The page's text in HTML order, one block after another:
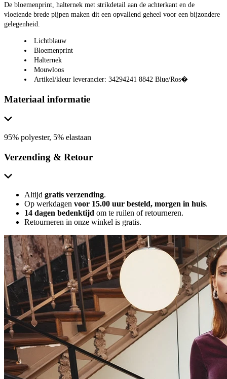
De bloemenprint, halternek met strikdetail aan de achterkant en de
vloeiende brede pijpen maken dit een opvallend geheel voor een bijzondere
gelegenheid.
Lichtblauw
Bloemenprint
Halternek
Mouwloos
Artikel/kleur leverancier: 34294241 8842 Blue/Ros�
Materiaal informatie
95% polyester, 5% elastaan
Verzending & Retour
Altijd gratis verzending.
Op werkdagen voor 15.00 uur besteld, morgen in huis.
14 dagen bedenktijd om te ruilen of retourneren.
Retourneren in onze winkel is gratis.